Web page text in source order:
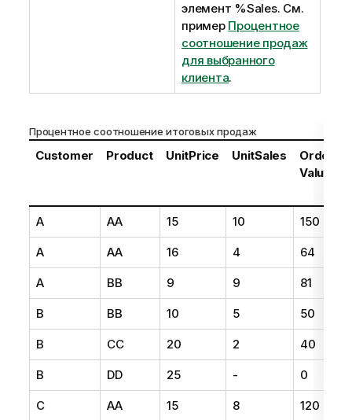
элемент %Sales. См.
пример Процентное
соотношение продаж
для выбранного
клиента.
Процентное соотношение итоговых продаж
Customer Product UnitPrice UnitSales
Order
Value
A AA 15 10 150
A AA 16 4 64
A BB 9 9 81
B BB 10 5 50
B CC 20 2 40
B DD 25 - 0
C AA 15 8 120